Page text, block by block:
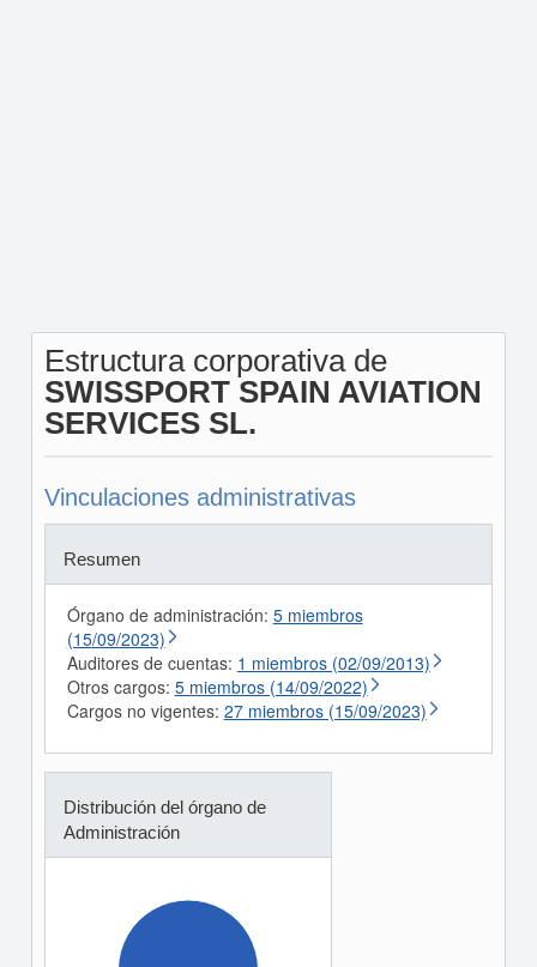
Estructura corporativa de
SWISSPORT SPAIN AVIATION
SERVICES SL.
Vinculaciones administrativas
Resumen
Órgano de administración: 5 miembros
(15/09/2023)
Auditores de cuentas: 1 miembros (02/09/2013)
Otros cargos: 5 miembros (14/09/2022)
Cargos no vigentes: 27 miembros (15/09/2023)
Distribución del órgano de
Administración